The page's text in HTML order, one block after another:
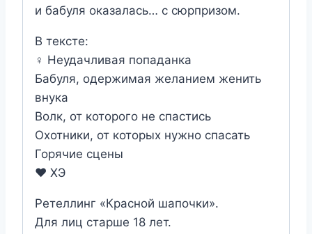
и бабуля оказалась… с сюрпризом.
В тексте:
‍♀️ Неудачливая попаданка
Бабуля, одержимая желанием женить
внука
Волк, от которого не спастись
Охотники, от которых нужно спасать
Горячие сцены
❤️‍ ХЭ
Ретеллинг «Красной шапочки».
Для лиц старше 18 лет.